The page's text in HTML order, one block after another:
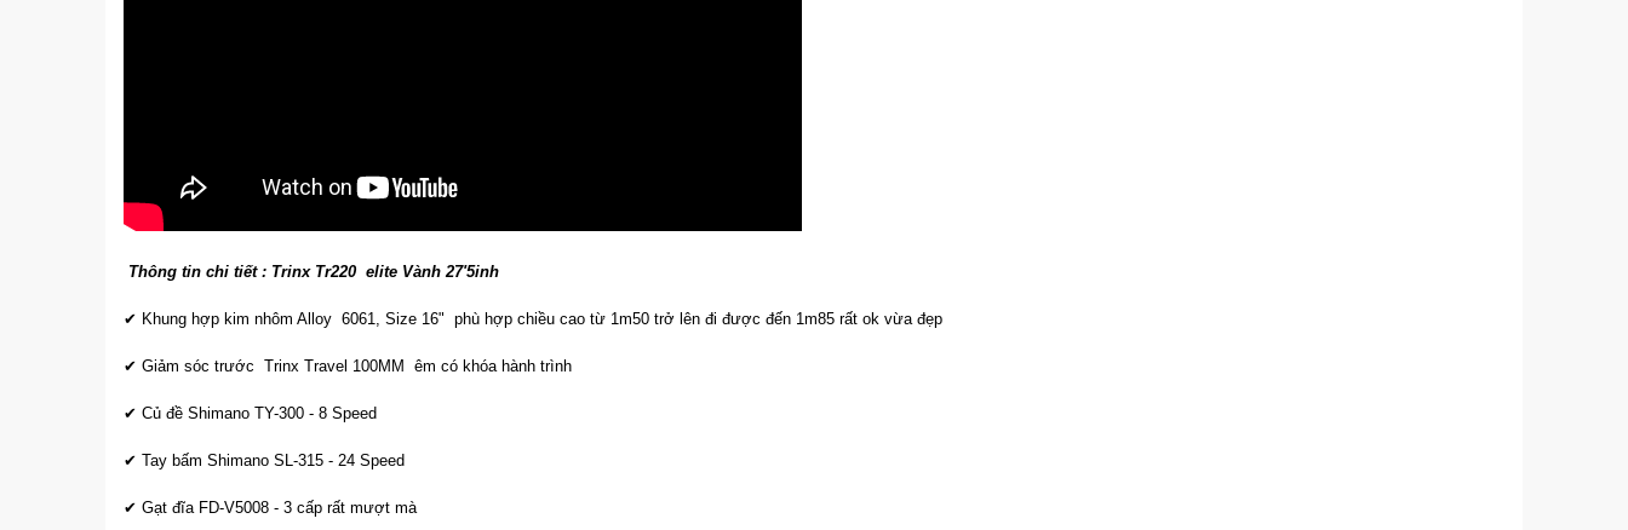
Thông tin chi tiết : Trinx Tr220 elite Vành 27'5inh
✔ Khung hợp kim nhôm Alloy 6061, Size 16" phù hợp chiều cao từ 1m50 trở lên đi được đến 1m85 rất ok vừa đẹp
✔ Giảm sóc trước Trinx Travel 100MM êm có khóa hành trình
✔ Củ đề Shimano TY-300 - 8 Speed
✔ Tay bấm Shimano SL-315 - 24 Speed
✔ Gạt đĩa FD-V5008 - 3 cấp rất mượt mà